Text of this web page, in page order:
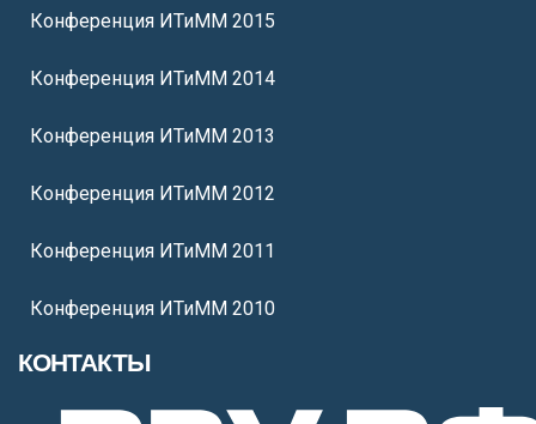
Конференция ИТиММ 2015
Конференция ИТиММ 2014
Конференция ИТиММ 2013
Конференция ИТиММ 2012
Конференция ИТиММ 2011
Конференция ИТиММ 2010
КОНТАКТЫ